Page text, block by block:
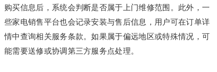
购买信息后，系统会判断是否属于上门维修范围。此外，一
些家电销售平台也会记录安装与售后信息，用户可在订单详
情中查询相关服务条款。如果属于偏远地区或特殊情况，可
能需要送修或协调第三方服务点处理。